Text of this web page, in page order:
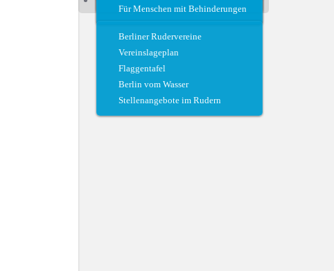
Regattateam und Regattahelfer
Für Menschen mit Behinderungen
Berliner Rudervereine
Vereinslageplan
Flaggentafel
Berlin vom Wasser
Stellenangebote im Rudern